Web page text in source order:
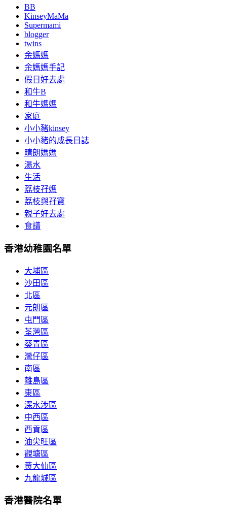
BB
KinseyMaMa
Supermami
blogger
twins
余媽媽
余媽媽手記
假日好去處
和牛B
和牛媽媽
家庭
小小豬kinsey
小小豬的成長日誌
晴朗媽媽
湯水
生活
荔枝孖媽
荔枝與孖寶
親子好去處
食譜
香港幼稚園名單
大埔區
沙田區
北區
元朗區
屯門區
荃灣區
葵青區
灣仔區
南區
離島區
東區
深水涉區
中西區
西貢區
油尖旺區
觀塘區
黃大仙區
九龍城區
香港醫院名單